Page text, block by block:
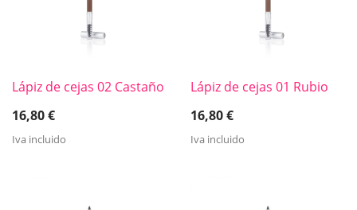
Lápiz de cejas 02 Castaño
16,80€
Iva incluido
Lápiz de cejas 01 Rubio
16,80€
Iva incluido